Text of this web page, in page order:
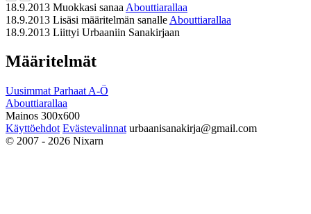
18.9.2013 Muokkasi sanaa Abouttiarallaa
18.9.2013 Lisäsi määritelmän sanalle Abouttiarallaa
18.9.2013 Liittyi Urbaaniin Sanakirjaan
Määritelmät
Uusimmat Parhaat A-Ö
Abouttiarallaa
Mainos 300x600
Käyttöehdot Evästevalinnat urbaanisanakirja@gmail.com
© 2007 - 2026 Nixarn